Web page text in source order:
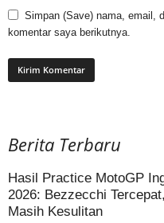
Simpan (Save) nama, email,
komentar saya berikutnya.
Berita Terbaru
Hasil Practice MotoGP
2026: Bezzecchi
Masih Kesulitan